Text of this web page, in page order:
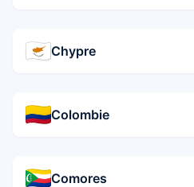
Chypre
Colombie
Comores